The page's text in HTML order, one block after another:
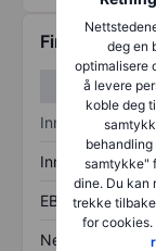
deg en
optimalisere
å levere
koble deg
behandling
samtykke"
dine. Du kan
trekke
for
Finansiell
Inntektsoversikt
Inntekter
EBITDA
Nettoinntekt